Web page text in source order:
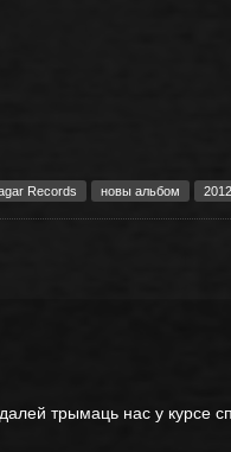
Records новы альбом 2012
далей трымаць нас у курсе